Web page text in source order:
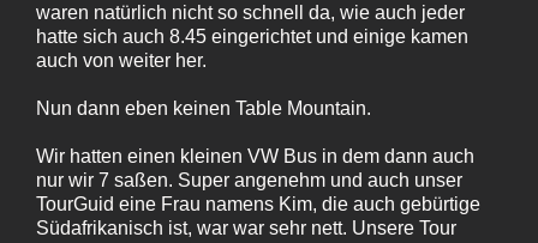
waren natürlich nicht so schnell da, wie auch jeder
hatte sich auch 8.45 eingerichtet und einige kamen
auch von weiter her.
Nun dann eben keinen Table Mountain.
Wir hatten einen kleinen VW Bus in dem dann auch
nur wir 7 saßen. Super angenehm und auch unser
TourGuid eine Frau namens Kim, die auch gebürtige
Südafrikanisch ist, war war sehr nett. Unsere Tour